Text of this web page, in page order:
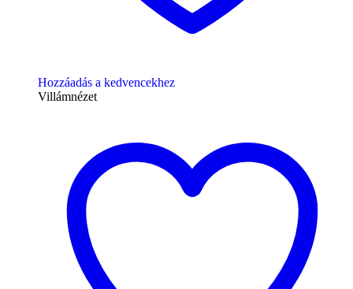
Hozzáadás a kedvencekhez
Villámnézet